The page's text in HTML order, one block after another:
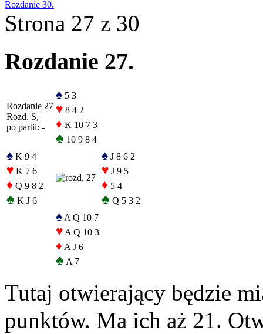
Rozdanie 30.
Strona 27 z 30
Rozdanie 27.
Rozdanie 27
Rozd. S,
po partii: -
♠ 5 3
♥ 8 4 2
♦ K 10 7 3
♣ 10 9 8 4
♠ K 9 4
♥ K 7 6
♦ Q 9 8 2
♣ K J 6
♠ J 8 6 2
♥ J 9 5
♦ 5 4
♣ Q 5 3 2
♠ A Q 10 7
♥ A Q 10 3
♦ A J 6
♣ A 7
Tutaj otwierający będzie
punktów. Ma ich aż 21.